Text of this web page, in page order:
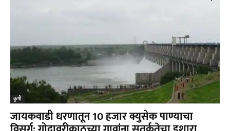
कृषी
जायकवाडी धरणातून 10 हजार क्युसेक पाण्याचा